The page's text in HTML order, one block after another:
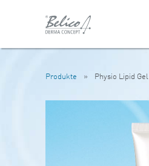
Produkte » Physio Lipid Gel